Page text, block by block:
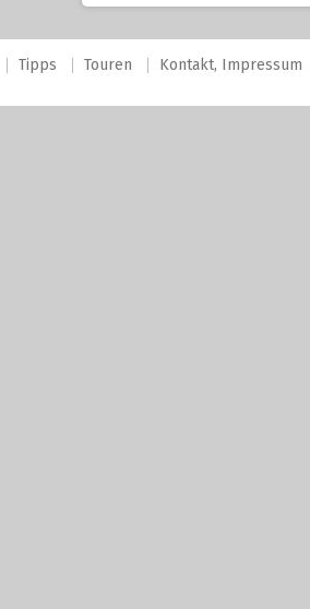
Tipps Touren Kontakt, Impressum